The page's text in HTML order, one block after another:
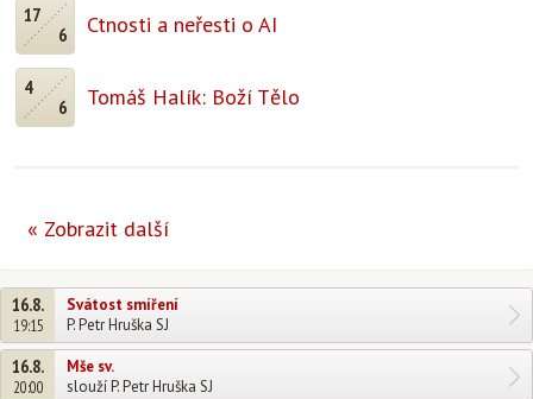
17
6
Ctnosti a neřesti o AI
4
6
Tomáš Halík: Boží Tělo
« Zobrazit další
16.8.
19:15
Svátost smíření
P. Petr Hruška SJ
16.8.
20:00
Mše sv.
slouží P. Petr Hruška SJ